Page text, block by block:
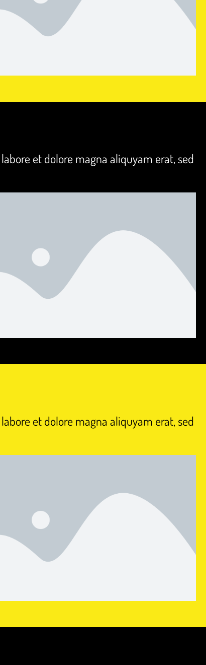
et dolore magna aliquyam erat, sed
et dolore magna aliquyam erat, sed